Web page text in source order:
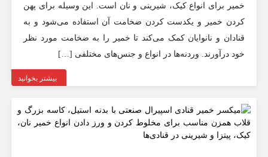
خمیر برای انواع کیک، شیرینی و نان است. این وسیله برای پهن
کردن خمیر و یکدست کردن ضخامت آن استفاده می‌شود و به
قنادان و نانوایان کمک می‌کند تا خمیر را به ضخامت مورد نظر
خود درآورند. وردنه‌ها در انواع و جنس‌های مختلفی […]
بیشتر بخوانید